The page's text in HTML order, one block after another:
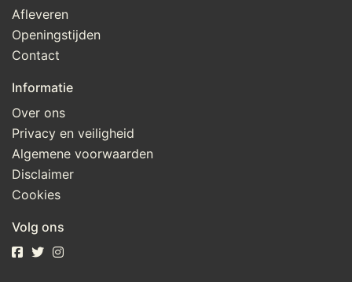
Afleveren
Openingstijden
Contact
Informatie
Over ons
Privacy en veiligheid
Algemene voorwaarden
Disclaimer
Cookies
Volg ons